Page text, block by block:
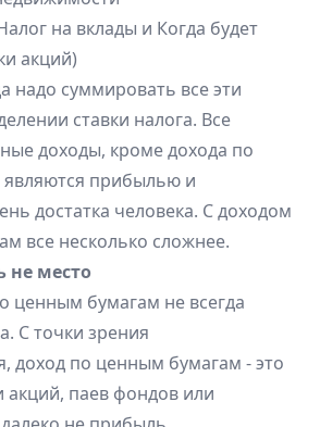
на вклады и Когда будет
акций)
надо суммировать все эти
ставки налога. Все
доходы, кроме дохода по
прибылью и
достатка человека. С доходом
все несколько сложнее.
не место
ценным бумагам не всегда
С точки зрения
доход по ценным бумагам - это
акций, паев фондов или